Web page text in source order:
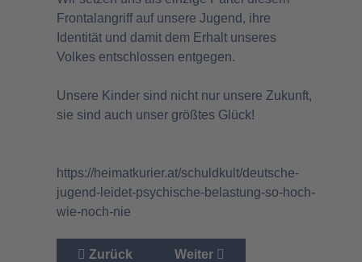
Frontalangriff auf unsere Jugend, ihre
Identität und damit dem Erhalt unseres
Volkes entschlossen entgegen.
Unsere Kinder sind nicht nur unsere Zukunft,
sie sind auch unser größtes Glück!
https://heimatkurier.at/schuldkult/deutsche-
jugend-leidet-psychische-belastung-so-hoch-
wie-noch-nie
Vorheriger Beitrag: Operiert bald die KI?
Zurück Nächster Beitrag: Freie
Weiter